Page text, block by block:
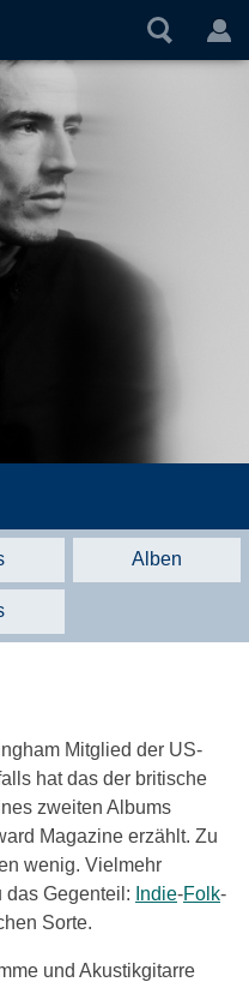
Alben
Mitglied der US-
hat das der britische
zweiten Albums
Magazine erzählt. Zu
wenig. Vielmehr
das Gegenteil: Indie-Folk-
Sorte.
und Akustikgitarre